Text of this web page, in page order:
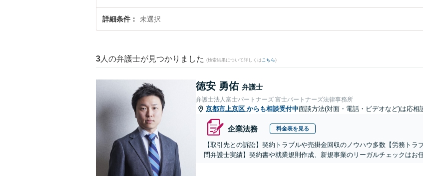
詳細条件 未選択
3 人の弁護士が見つかりました (検索結果について詳しくは こちら)
徳安 勇佑 弁護士
弁護士法人富士パートナーズ 富士パートナーズ法律事務所
京都市上京区 からも相談受付中面談方法(対面・電話・ビデオなど)は応相
企業法務 料金表を見る
【取引先との訴訟】契約トラブルや売掛金回収のノウハウ多数【労務ト
問弁護士実績】契約書や就業規則作成、新規事業のリーガルチェックはお